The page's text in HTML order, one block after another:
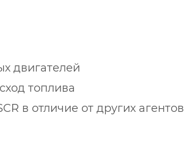
двигателей
топлива
в отличие от других агентов